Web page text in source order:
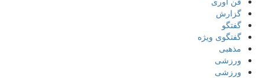
گزارش
گفتگو
گفتگوی ویژه
مذهبی
ورزشی
ورزشی